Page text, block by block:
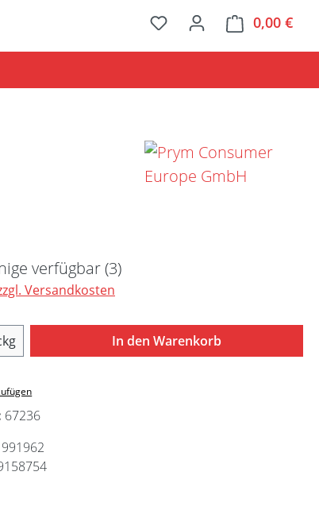
0,00 €
verfügbar (3)
Versandkosten
Gib den gewünschten Wert ein
In den Warenkorb
67236
991962